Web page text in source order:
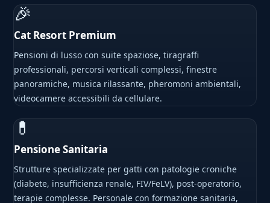
🎉
Cat Resort Premium
Pensioni di lusso con suite spaziose, tiragraffi
professionali, percorsi verticali complessi, finestre
panoramiche, musica rilassante, pheromoni ambientali,
videocamere accessibili da cellulare.
💊
Pensione Sanitaria
Strutture specializzate per gatti con patologie croniche
(diabete, insufficienza renale, FIV/FeLV), post-operatorio,
terapie complesse. Personale con formazione sanitaria,